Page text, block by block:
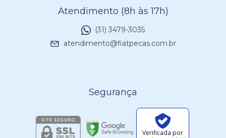
Atendimento (8h às 17h)
(31) 3479-3035
atendimento@fiatpecas.com.br
Segurança
Verificada por